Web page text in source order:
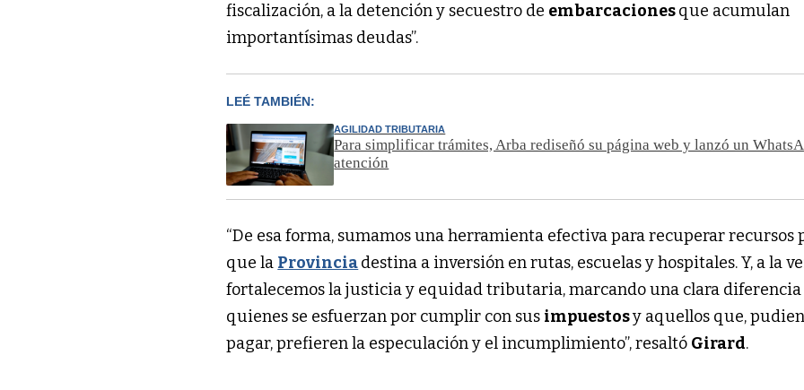
fiscalización, a la detención y secuestro de embarcacionesque acumulan
importantísimas deudas”.
LEÉ TAMBIÉN:
AGILIDAD TRIBUTARIA
Para simplificar trámites, Arba rediseñó su página web y lanzó un
atención
“De esa forma, sumamos una herramienta efectiva para recuperar recursos
que la Provinciadestina a inversión en rutas, escuelas y hospitales. Y, a la
fortalecemos la justicia y equidad tributaria, marcando una clara
quienes se esfuerzan por cumplir con sus impuestosy aquellos que,
pagar, prefieren la especulación y el incumplimiento”, resaltó Girard.